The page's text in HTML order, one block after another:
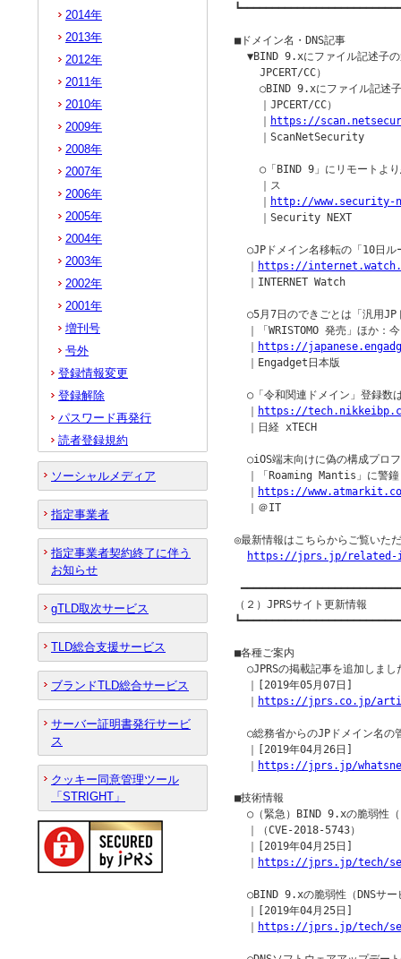
■ドメイン名・DNS記事
▼BIND 9.xにファイル記述子
    JPCERT/CC）
○BIND 9.xにファイル記述
    ｜JPCERT/CC）
https://
    ｜ScanNetSecurity
○「BIND 9」にリモートよ
    ｜ス
http://www.security-
    ｜Security NEXT
○JPドメイン名移転の「10日
https://
  ｜INTERNET Watch
○5月7日のできごとは「汎用JP
｜「WRISTOMO 発売」ほか：今
https://
  ｜Engadget日本版
○「令和関連ドメイン」登録数
https://
  ｜日経 xTECH
○iOS端末向けに偽の構成プロ
  ｜「Roaming Mantis」に警鐘
https://
  ｜＠IT
◎最新情報はこちらからご覧いた
https://jprs.jp/related-
（２）JPRSサイト更新情報
■各種ご案内
○JPRSの掲載記事を追加しまし
  ｜[2019年05月07日]
https://jprs.co.jp/
○総務省からのJPドメイン名の
  ｜[2019年04月26日]
https://jprs.jp/
■技術情報
○（緊急）BIND 9.xの脆弱性（
  ｜（CVE-2018-5743）
  ｜[2019年04月25日]
https://jprs.jp/tech/
○BIND 9.xの脆弱性（DNSサー
  ｜[2019年04月25日]
https://jprs.jp/tech/
2014年
2013年
2012年
2011年
2010年
2009年
2008年
2007年
2006年
2005年
2004年
2003年
2002年
2001年
増刊号
号外
登録情報変更
登録解除
パスワード再発行
読者登録規約
ソーシャルメディア
指定事業者
指定事業者契約終了に伴う
お知らせ
gTLD取次サービス
TLD総合支援サービス
ブランドTLD総合サービス
サーバー証明書発行サービ
ス
クッキー同意管理ツール
「STRIGHT」